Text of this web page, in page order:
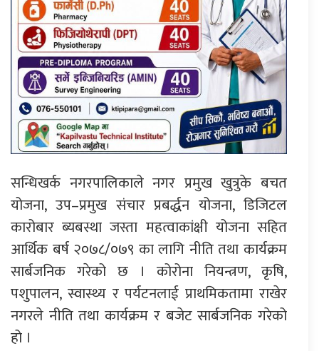
सन्धिखर्क नगरपालिकाले नगर प्रमुख खुत्रुके बचत
योजना, उप–प्रमुख संचार प्रबर्द्धन योजना, डिजिटल
कारोबार ब्यबस्था जस्ता महत्वाकांक्षी योजना सहित
आर्थिक बर्ष २०७८/०७९ का लागि नीति तथा कार्यक्रम
सार्बजनिक गरेको छ । कोरोना नियन्त्रण, कृषि,
पशुपालन, स्वास्थ्य र पर्यटनलाई प्राथमिकतामा राखेर
नगरले नीति तथा कार्यक्रम र बजेट सार्बजनिक गरेको
हो ।